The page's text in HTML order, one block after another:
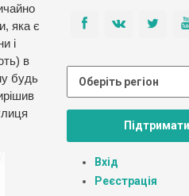
яка є
і
в
будь
Вхід
Реєстрація